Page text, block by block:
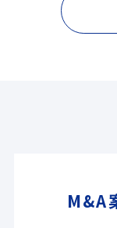
M&A